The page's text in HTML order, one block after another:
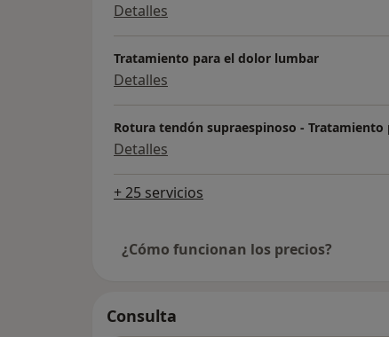
Detalles
Tratamiento para el dolor lumbar
Detalles
Rotura tendón supraespinoso -
Detalles
+ 25 servicios
¿Cómo funcionan los precios?
Consulta